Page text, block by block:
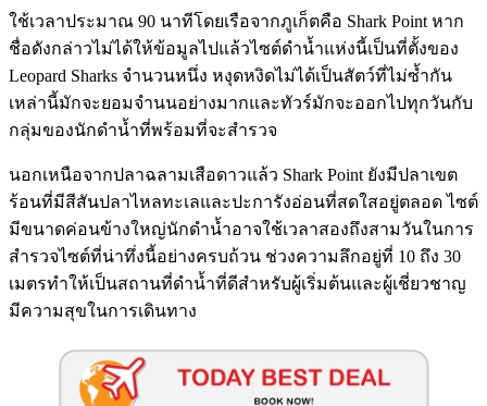
ใช้เวลาประมาณ 90 นาทีโดยเรือจากภูเก็ตคือ Shark Point หาก
ชื่อดังกล่าวไม่ได้ให้ข้อมูลไปแล้วไซต์ดำน้ำแห่งนี้เป็นที่ตั้งของ
Leopard Sharks จำนวนหนึ่ง หงุดหงิดไม่ได้เป็นสัตว์ที่ไม่ซ้ำกัน
เหล่านี้มักจะยอมจำนนอย่างมากและทัวร์มักจะออกไปทุกวันกับ
กลุ่มของนักดำน้ำที่พร้อมที่จะสำรวจ
นอกเหนือจากปลาฉลามเสือดาวแล้ว Shark Point ยังมีปลาเขต
ร้อนที่มีสีสันปลาไหลทะเลและปะการังอ่อนที่สดใสอยู่ตลอด ไซต์
มีขนาดค่อนข้างใหญ่นักดำน้ำอาจใช้เวลาสองถึงสามวันในการ
สำรวจไซต์ที่น่าทึ่งนี้อย่างครบถ้วน ช่วงความลึกอยู่ที่ 10 ถึง 30
เมตรทำให้เป็นสถานที่ดำน้ำที่ดีสำหรับผู้เริ่มต้นและผู้เชี่ยวชาญ
มีความสุขในการเดินทาง